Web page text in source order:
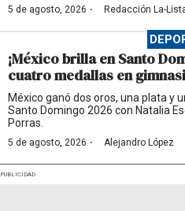
5 de agosto, 2026 · Redacción La-
¡México brilla en Santo
cuatro medallas en
México ganó dos oros, una plata y
Santo Domingo 2026 con Natalia
Porras.
5 de agosto, 2026 · Alejandro López
PUBLICIDAD